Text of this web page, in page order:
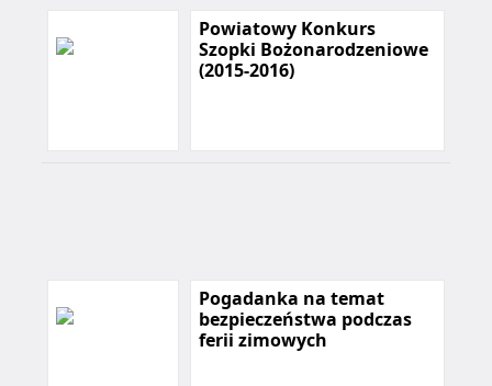
Powiatowy Konkurs
Szopki Bożonarodzeniowe
(2015-2016)
Pogadanka na temat
bezpieczeństwa podczas
ferii zimowych